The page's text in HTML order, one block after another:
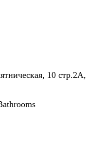
10 стр.2А,